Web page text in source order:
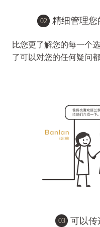
02 精细管理
比您更了解您的每一个
了可以对您的任何疑问
03 可以传